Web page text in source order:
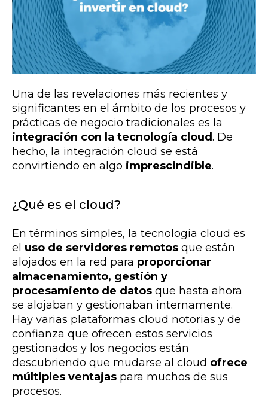
Una de las revelaciones más recientes y
significantes en el ámbito de los procesos y
prácticas de negocio tradicionales es la
integración con la tecnología cloud. De
hecho, la integración cloud se está
convirtiendo en algo imprescindible.
¿Qué es el cloud?
En términos simples, la tecnología cloud es
el uso de servidores remotos que están
alojados en la red para proporcionar
almacenamiento, gestión y
procesamiento de datos que hasta ahora
se alojaban y gestionaban internamente.
Hay varias plataformas cloud notorias y de
confianza que ofrecen estos servicios
gestionados y los negocios están
descubriendo que mudarse al cloud ofrece
múltiples ventajas para muchos de sus
procesos.